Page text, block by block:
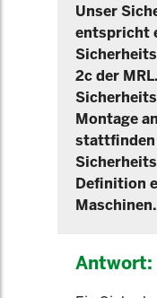
Unser
entspricht
2c der
Montage
stattfinden
Definition
Maschinen.
Antwort: